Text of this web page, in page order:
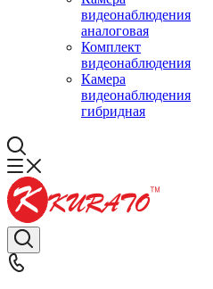
видеонаблюдения
аналоговая
Комплект
видеонаблюдения
Камера
видеонаблюдения
гибридная